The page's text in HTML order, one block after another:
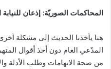
المحاكمات الصوريّة: إذعان للنيابة
هنا يأخذنا الحديث إلى مشكلة
المدّعي العام دون أخذ أقوال
من صحة الاتهامات وطلب الأدلة